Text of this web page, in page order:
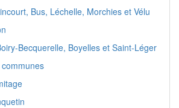
Bus, Léchelle, Morchies et Vélu
Becquerelle, Boyelles et Saint-Léger